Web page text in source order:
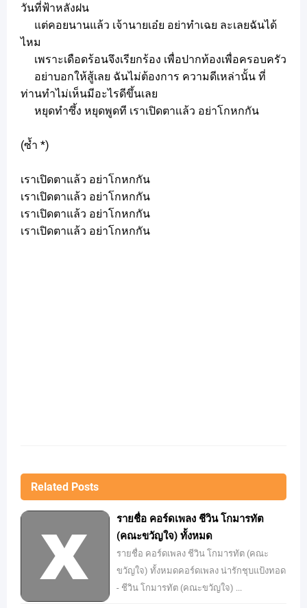
วันที่ฟ้าหลังฝน
แต่คอยนานแล้ว เจ้านายเอ๋ย อย่าทำเฉย ละเลยฉันได้
ไหม
เพราะเดือดร้อนจึงเรียกร้อง เพื่อปากท้องเพื่อครอบครัว
อย่าบอกให้สู้เลย ฉันไม่ต้องการ ความดีเหล่านั้น ที่
ท่านทำไม่เห็นมีอะไรดีขึ้นเลย
หยุดทำซึ้ง หยุดพูดที เราเปิดตาเเล้ว อย่าโกหกกัน
(ซ้ำ *)
เราเปิดตาแล้ว อย่าโกหกกัน
เราเปิดตาแล้ว อย่าโกหกกัน
เราเปิดตาแล้ว อย่าโกหกกัน
เราเปิดตาแล้ว อย่าโกหกกัน
Related Posts
รายชื่อ คอร์ดเพลง ชีวิน โกมารทัต
(คณะขวัญใจ) ทั้งหมด
รายชื่อ คอร์ดเพลง ชีวิน โกมารทัต (คณะ
ขวัญใจ) ทั้งหมดคอร์ดเพลง น่ารักชุบแป้งทอด
- ชีวิน โกมารทัต (คณะขวัญใจ) ...